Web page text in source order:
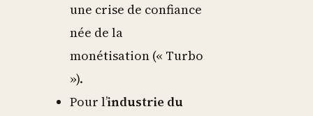
une crise de confiance
née de la
monétisation (« Turbo
»).
Pour l’industrie du